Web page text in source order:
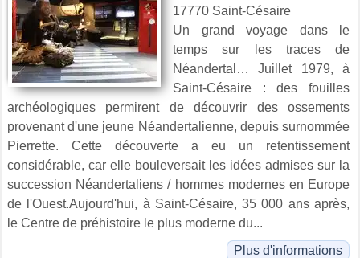
17770 Saint-Césaire
Un grand voyage dans le
temps sur les traces de
Néandertal… Juillet 1979, à
Saint-Césaire : des fouilles
archéologiques permirent de découvrir des ossements
provenant d'une jeune Néandertalienne, depuis surnommée
Pierrette. Cette découverte a eu un retentissement
considérable, car elle bouleversait les idées admises sur la
succession Néandertaliens / hommes modernes en Europe
de l'Ouest.Aujourd'hui, à Saint-Césaire, 35 000 ans après,
le Centre de préhistoire le plus moderne du...
Plus d'informations